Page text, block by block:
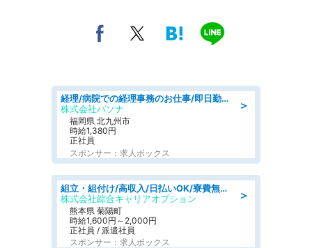
＞
経理/病院での経理事務のお仕事/即日勤務可/車通勤可/経理/一般事務
株式会社パソナ
福岡県 北九州市
時給1,380円
正社員
スポンサー：求人ボックス
＞
組立・組付け/高収入/日払いOK/寮費無料/交替制/20・30・40代活躍中
株式会社綜合キャリアオプション
熊本県 菊陽町
時給1,600円～2,000円
正社員 / 派遣社員
スポンサー：求人ボックス